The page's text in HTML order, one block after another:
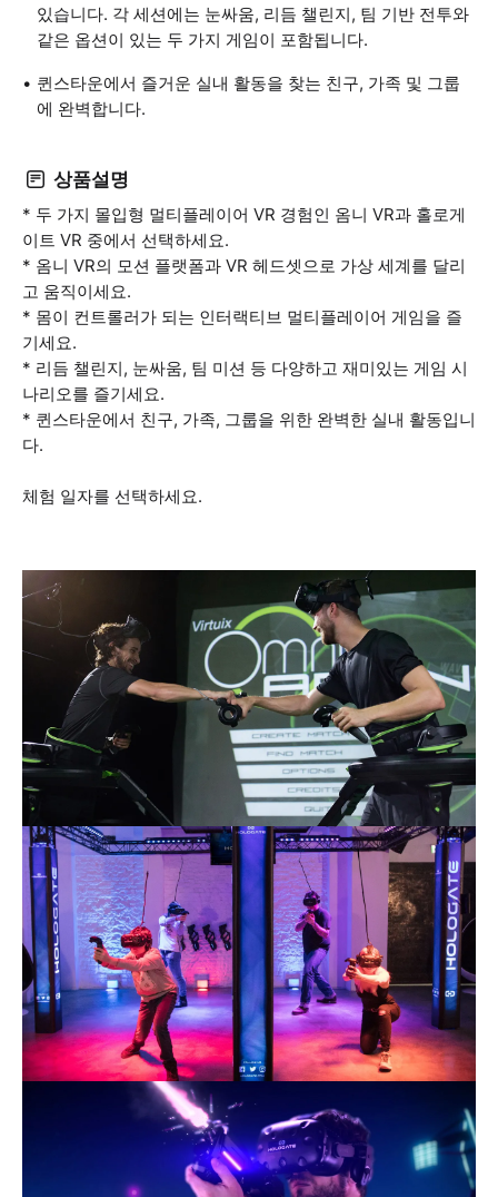
있습니다. 각 세션에는 눈싸움, 리듬 챌린지, 팀 기반 전투와
같은 옵션이 있는 두 가지 게임이 포함됩니다.
퀸스타운에서 즐거운 실내 활동을 찾는 친구, 가족 및 그룹
에 완벽합니다.
상품설명
* 두 가지 몰입형 멀티플레이어 VR 경험인 옴니 VR과 홀로게
이트 VR 중에서 선택하세요.
* 옴니 VR의 모션 플랫폼과 VR 헤드셋으로 가상 세계를 달리
고 움직이세요.
* 몸이 컨트롤러가 되는 인터랙티브 멀티플레이어 게임을 즐
기세요.
* 리듬 챌린지, 눈싸움, 팀 미션 등 다양하고 재미있는 게임 시
나리오를 즐기세요.
* 퀸스타운에서 친구, 가족, 그룹을 위한 완벽한 실내 활동입니
다.
체험 일자를 선택하세요.